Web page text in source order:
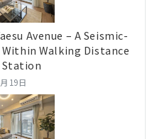
Avenue – A Seismic-
Walking Distance
Station
19日